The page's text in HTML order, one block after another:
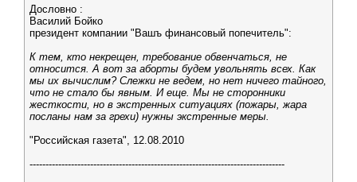
Дословно :
Василий Бойко
президент компании "Вашъ финансовый попечитель":
К тем, кто некрещен, требование обвенчаться, не
относится. А вот за аборты будем увольнять всех. Как
мы их вычислим? Слежки не ведем, но нет ничего тайного,
что не стало бы явным. И еще. Мы не сторонники
жесткости, но в экстренных ситуациях (пожары, жара
посланы нам за грехи) нужны экстренные меры.
"Российская газета", 12.08.2010
--------------------------------------------------------------------------------